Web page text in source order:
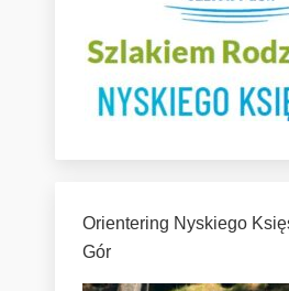
Orientering Nyskiego
Gór